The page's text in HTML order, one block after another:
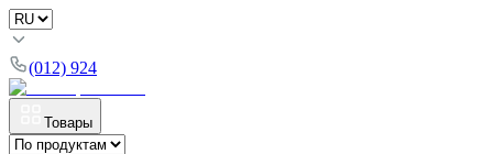
(012) 924
Товары